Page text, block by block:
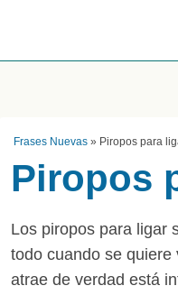
Frases Nuevas » Piropos para
Piropos
Los piropos para ligar
todo cuando se
atrae de verdad está